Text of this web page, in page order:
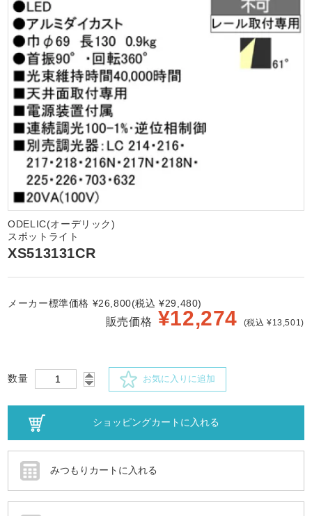
ODELIC(オーデリック)
スポットライト
XS513131CR
メーカー標準価格 ¥26,800(税込 ¥29,480)
販売価格 ¥12,274 (税込 ¥13,501)
数量 お気に入りに追加